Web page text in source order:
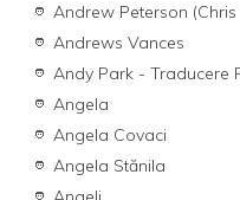
Andrew Peterson (Chris
Andrews Vances
Andy Park - Traducere
Angela
Angela Covaci
Angela Stănila